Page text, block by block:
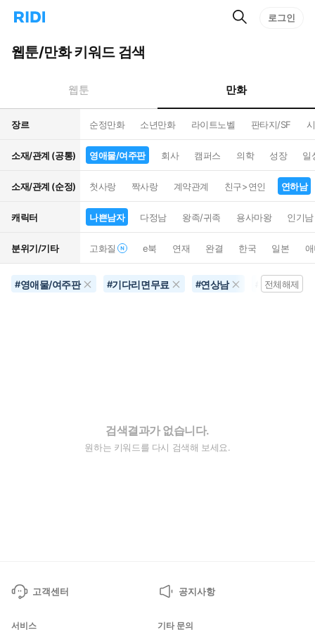
리
홈
으
턴
트
검
로그인
웹툰/만화 키워드 검색
웹툰 만화
장르 순정만화 소년만화 라이트노벨 판타지/SF
소재/관계 (공통) 영애물/여주판 회사 캠퍼스 의학 성장 일
소재/관계 (순정) 첫사랑 짝사랑 계약관계 친구>연인 연하남
캐릭터 나쁜남자 다정남 왕족/귀족 용사마왕 인기남
분위기/기타 고화질 e북 연재 완결 한국 일본
#영애물/여주판 #기다리면무료 #연상남 코믹물
전체해제
검색결과가 없습니다.
원하는 키워드를 다시 검색해 보세요.
고객센터 공지사항
서비스 기타 문의